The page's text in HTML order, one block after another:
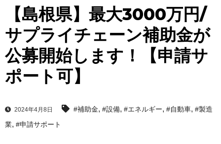
【島根県】最大3000万円/
サプライチェーン補助金が
公募開始します！【申請サ
ポート可】
2024年4月8日 #補助金, #設備, #エネルギー, #自動車, #製造
業, #申請サポート